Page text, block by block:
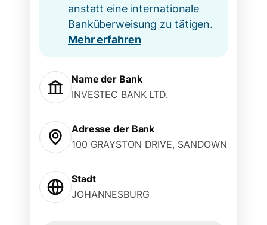
anstatt eine internationale
Banküberweisung zu tätigen.
Mehr erfahren
Name der Bank
INVESTEC BANK LTD.
Adresse der Bank
100 GRAYSTON DRIVE, SANDOWN
Stadt
JOHANNESBURG